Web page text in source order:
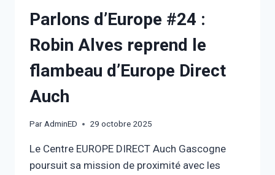
Parlons d’Europe #24 :
Robin Alves reprend le
flambeau d’Europe Direct
Auch
ParAdminED 29 octobre 2025
Le Centre EUROPE DIRECT Auch Gascogne
poursuit sa mission de proximité avec les